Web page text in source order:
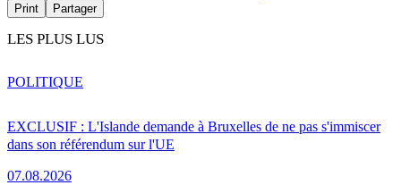
Print Partager
LES PLUS LUS
EXCLUSIF : L'Islande demande à Bruxelles de ne pas s'immiscer
dans son référendum sur l'UE
07.08.2026
POLITIQUE